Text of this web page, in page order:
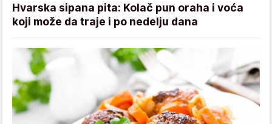
Hvarska sipana pita: Kolač pun oraha i voća
koji može da traje i po nedelju dana